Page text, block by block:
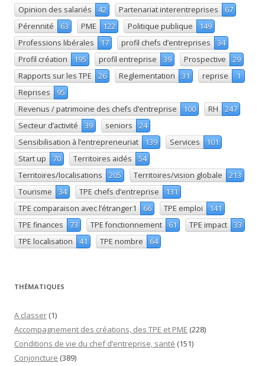
Opinion des salariés
42 Partenariat interentreprises
67
Pérennité
63 PME 122 Politique publique
149
Professions libérales
17 profil chefs d’entreprises
34
Profil création
195 profil entreprise 39 Prospective
29
Rapports sur les TPE
26 Reglementation 31 reprise
1
Reprises
95
Revenus / patrimoine des chefs d’entreprise
100 RH
247
Secteur d’activité
39 seniors
24
Sensibilisation à l’entrepreneuriat
139 Services
101
Start up
70 Territoires aidés
54
Territoires/localisations
205 Territoires/vision globale
213
Tourisme
34 TPE chefs d’entreprise
131
TPE comparaison avec l’étranger1
66 TPE emploi
141
TPE finances
73 TPE fonctionnement 61 TPE impact
33
TPE localisation
41 TPE nombre 64
THÉMATIQUES
A classer (1)
Accompagnement des créations, des TPE et PME (228)
Conditions de vie du chef d’entreprise, santé (151)
Conjoncture (389)